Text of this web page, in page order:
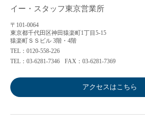
イー・スタッフ東京営業所
〒101-0064
東京都千代田区神田猿楽町1丁目5-15
猿楽町ＳＳビル 3階・4階
TEL：0120-558-226
TEL：03-6281-7346
FAX：03-6281-7369
アクセスはこちら